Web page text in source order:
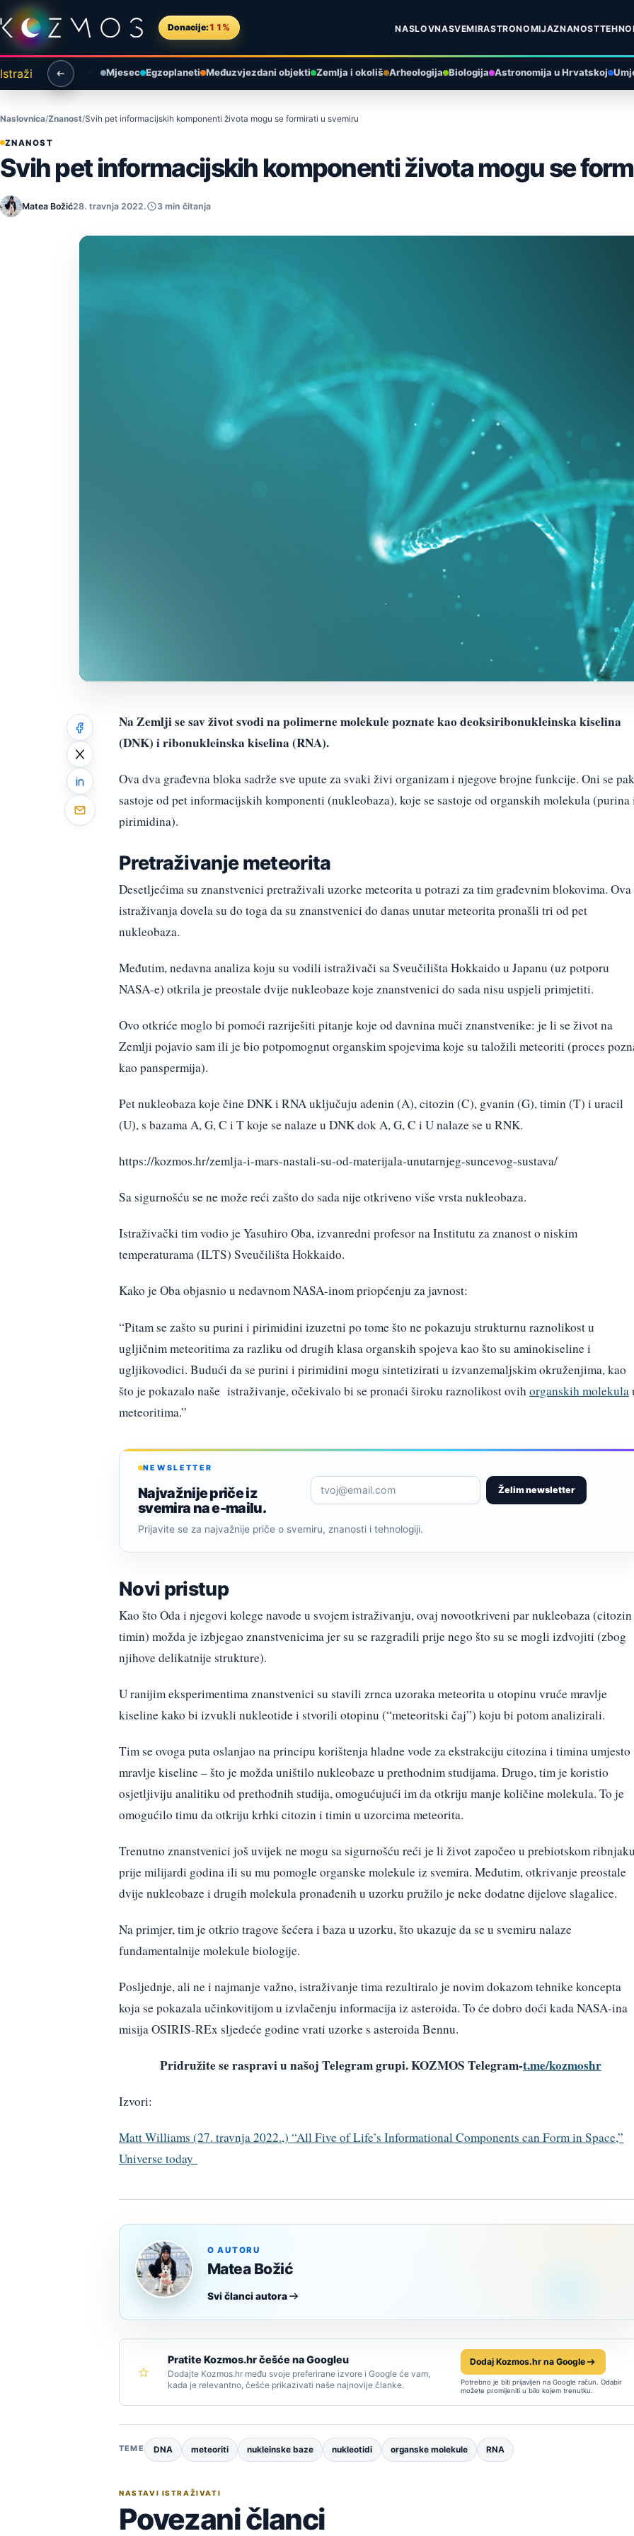
Preskoči na sadržaj
Donacije: 11% NASLOVNASVEMIRASTRONOMIJAZNANOST
Istraži Mjesec Egzoplaneti Međuzvjezdani objekti Zemlja i okoliš Arheologija Biologija Astronomija u Hrvatskoj
Naslovnica Znanost Svih pet informacijskih komponenti života mogu se formirati u svemiru
ZNANOST
Svih pet informacijskih komponenti života mogu se
Matea Božić28. travnja 2022. 3 min čitanja
Na Zemlji se sav život svodi na polimerne molekule poznate kao deoksiribonukleinska kiselina
(DNK) i ribonukleinska kiselina (RNA).
Ova dva građevna bloka sadrže sve upute za svaki živi organizam i njegove brojne funkcije. Oni se pak
sastoje od pet informacijskih komponenti (nukleobaza), koje se sastoje od organskih molekula (purina
pirimidina).
Pretraživanje meteorita
Desetljećima su znanstvenici pretraživali uzorke meteorita u potrazi za tim građevnim blokovima. Ova
istraživanja dovela su do toga da su znanstvenici do danas unutar meteorita pronašli tri od pet
nukleobaza.
Međutim, nedavna analiza koju su vodili istraživači sa Sveučilišta Hokkaido u Japanu (uz potporu
NASA-e) otkrila je preostale dvije nukleobaze koje znanstvenici do sada nisu uspjeli primjetiti.
Ovo otkriće moglo bi pomoći razriješiti pitanje koje od davnina muči znanstvenike: je li se život na
Zemlji pojavio sam ili je bio potpomognut organskim spojevima koje su taložili meteoriti (proces
kao panspermija).
Pet nukleobaza koje čine DNK i RNA uključuju adenin (A), citozin (C), gvanin (G), timin (T) i uracil
(U), s bazama A, G, C i T koje se nalaze u DNK dok A, G, C i U nalaze se u RNK.
https://kozmos.hr/zemlja-i-mars-nastali-su-od-materijala-unutarnjeg-suncevog-sustava/
Sa sigurnošću se ne može reći zašto do sada nije otkriveno više vrsta nukleobaza.
Istraživački tim vodio je Yasuhiro Oba, izvanredni profesor na Institutu za znanost o niskim
temperaturama (ILTS) Sveučilišta Hokkaido.
Kako je Oba objasnio u nedavnom NASA-inom priopćenju za javnost:
“Pitam se zašto su purini i pirimidini izuzetni po tome što ne pokazuju strukturnu raznolikost u
ugljičnim meteoritima za razliku od drugih klasa organskih spojeva kao što su aminokiseline i
ugljikovodici. Budući da se purini i pirimidini mogu sintetizirati u izvanzemaljskim okruženjima, kao
što je pokazalo naše istraživanje, očekivalo bi se pronaći široku raznolikost ovih organskih molekula
meteoritima.”
NEWSLETTER
Najvažnije priče iz
svemira na e-mailu.
Želim newsletter
Prijavite se za najvažnije priče o svemiru, znanosti i tehnologiji.
Novi pristup
Kao što Oda i njegovi kolege navode u svojem istraživanju, ovaj novootkriveni par nukleobaza
timin) možda je izbjegao znanstvenicima jer su se razgradili prije nego što su se mogli izdvojiti (zbog
njihove delikatnije strukture).
U ranijim eksperimentima znanstvenici su stavili zrnca uzoraka meteorita u otopinu vruće mravlje
kiseline kako bi izvukli nukleotide i stvorili otopinu (“meteoritski čaj”) koju bi potom analizirali.
Tim se ovoga puta oslanjao na principu korištenja hladne vode za ekstrakciju citozina i timina umjesto
mravlje kiseline – što je možda uništilo nukleobaze u prethodnim studijama. Drugo, tim je koristio
osjetljiviju analitiku od prethodnih studija, omogućujući im da otkriju manje količine molekula. To je
omogućilo timu da otkriju krhki citozin i timin u uzorcima meteorita.
Trenutno znanstvenici još uvijek ne mogu sa sigurnošću reći je li život započeo u prebiotskom
prije milijardi godina ili su mu pomogle organske molekule iz svemira. Međutim, otkrivanje preostale
dvije nukleobaze i drugih molekula pronađenih u uzorku pružilo je neke dodatne dijelove slagalice.
Na primjer, tim je otkrio tragove šećera i baza u uzorku, što ukazuje da se u svemiru nalaze
fundamentalnije molekule biologije.
Posljednje, ali ne i najmanje važno, istraživanje tima rezultiralo je novim dokazom tehnike koncepta
koja se pokazala učinkovitijom u izvlačenju informacija iz asteroida. To će dobro doći kada NASA-ina
misija OSIRIS-REx sljedeće godine vrati uzorke s asteroida Bennu.
Pridružite se raspravi u našoj Telegram grupi. KOZMOS Telegram-t.me/kozmoshr
Izvori:
Matt Williams (27. travnja 2022.,) “All Five of Life’s Informational Components can Form in Space,”
Universe today
O AUTORU
Matea Božić
Svi članci autora
Pratite Kozmos.hr češće na Googleu
Dodajte Kozmos.hr među svoje preferirane izvore i Google će vam,
kada je relevantno, češće prikazivati naše najnovije članke.
Dodaj Kozmos.hr na Google
Potrebno je biti prijavljen na Google račun. Odabir
možete promijeniti u bilo kojem trenutku.
TEME DNA meteoriti nukleinske baze nukleotidi organske molekule RNA
NASTAVI ISTRAŽIVATI
Povezani članci